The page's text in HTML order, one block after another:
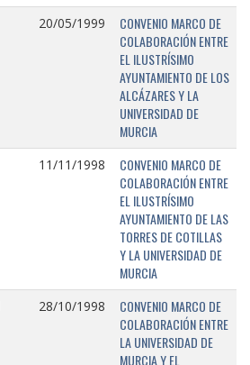
20/05/1999
CONVENIO MARCO DE
COLABORACIÓN ENTRE
EL ILUSTRÍSIMO
AYUNTAMIENTO DE LOS
ALCÁZARES Y LA
UNIVERSIDAD DE
MURCIA
11/11/1998
CONVENIO MARCO DE
COLABORACIÓN ENTRE
EL ILUSTRÍSIMO
AYUNTAMIENTO DE LAS
TORRES DE COTILLAS
Y LA UNIVERSIDAD DE
MURCIA
28/10/1998
CONVENIO MARCO DE
COLABORACIÓN ENTRE
LA UNIVERSIDAD DE
MURCIA Y EL